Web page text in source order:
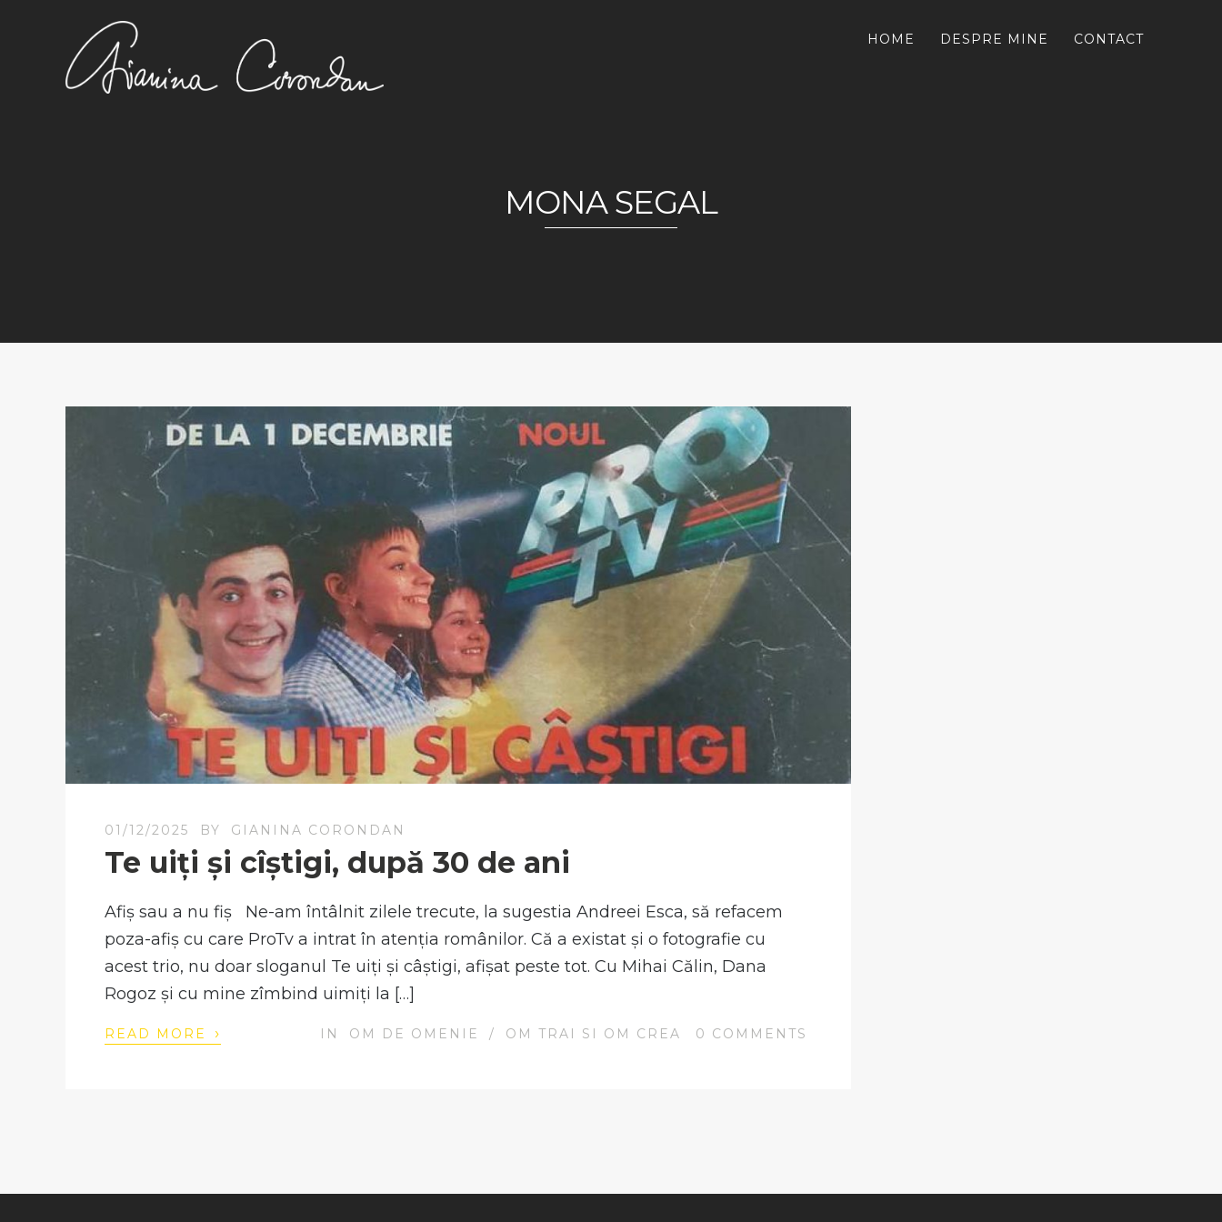
HOME DESPRE MINE CONTACT
MONA SEGAL
01/12/2025 BY GIANINA CORONDAN
Te uiți și cîștigi, după 30 de ani
Afiș sau a nu fiș Ne-am întâlnit zilele trecute, la sugestia Andreei Esca, să refacem
poza-afiș cu care ProTv a intrat în atenția românilor. Că a existat și o fotografie cu
acest trio, nu doar sloganul Te uiți și câștigi, afișat peste tot. Cu Mihai Călin, Dana
Rogoz și cu mine zîmbind uimiți la […]
READ MORE › IN OM DE OMENIE / OM TRAI SI OM CREA 0 COMMENTS